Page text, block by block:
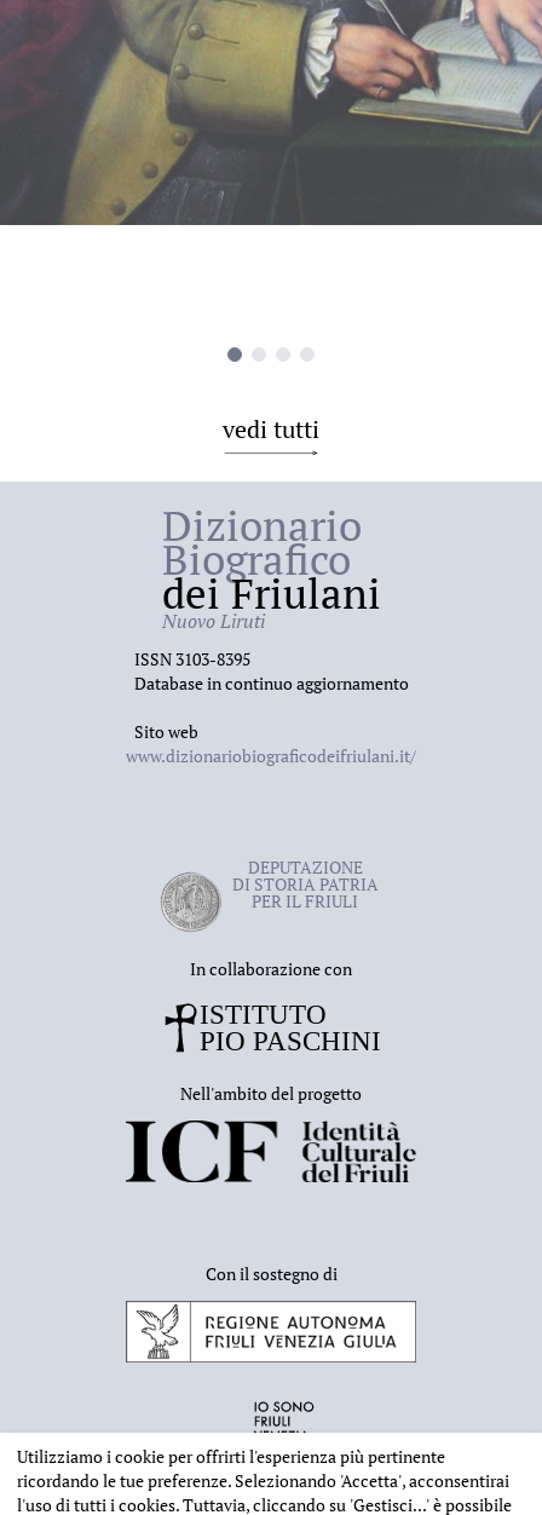
vedi tutti
Dizionario
Biografico
dei Friulani
Nuovo Liruti
ISSN 3103-8395
Database in continuo aggiornamento
Sito web
www.dizionariobiograficodeifriulani.it/
DEPUTAZIONE
DI STORIA PATRIA
PER IL FRIULI
In collaborazione con
Nell'ambito del progetto
Con il sostegno di
Utilizziamo i cookie per offrirti l'esperienza più pertinente
ricordando le tue preferenze. Selezionando 'Accetta', acconsentirai
l'uso di tutti i cookies. Tuttavia, cliccando su 'Gestisci...'è possibile